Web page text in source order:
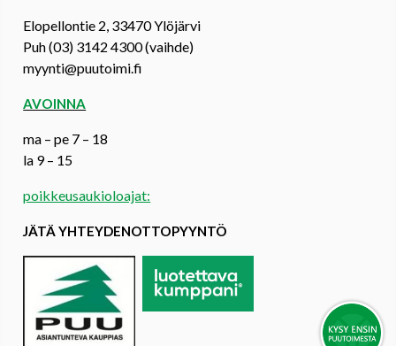
Elopellontie 2, 33470 Ylöjärvi
Puh (03) 3142 4300 (vaihde)
myynti@puutoimi.fi
AVOINNA
ma – pe 7 – 18
la 9 – 15
poikkeusaukioloajat:
JÄTÄ YHTEYDENOTTOPYYNTÖ